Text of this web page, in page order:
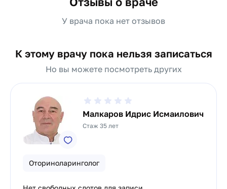
У врача пока нет отзывов
К этому врачу пока нельзя записаться
Но вы можете посмотреть других
Малкаров Идрис Исмаилович
Стаж 35 лет
Оториноларинголог